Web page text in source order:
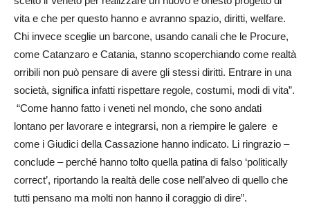
vita e che per questo hanno e avranno spazio, diritti, welfare.
Chi invece sceglie un barcone, usando canali che le Procure,
come Catanzaro e Catania, stanno scoperchiando come realtà
orribili non può pensare di avere gli stessi diritti. Entrare in una
società, significa infatti rispettare regole, costumi, modi di vita”.
“Come hanno fatto i veneti nel mondo, che sono andati
lontano per lavorare e integrarsi, non a riempire le galere e
come i Giudici della Cassazione hanno indicato. Li ringrazio –
conclude – perché hanno tolto quella patina di falso ‘politically
correct’, riportando la realtà delle cose nell’alveo di quello che
tutti pensano ma molti non hanno il coraggio di dire”.